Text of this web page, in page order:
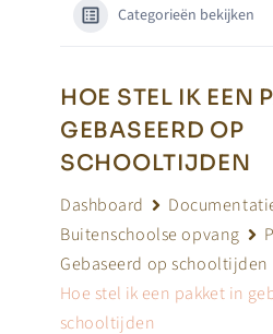
Categorieën bekijken
HOE STEL IK EEN
GEBASEERD OP
SCHOOLTIJDEN
Dashboard
Buitenschoolse opvang
Gebaseerd op schooltijden
Hoe stel ik een pakket in
schooltijden